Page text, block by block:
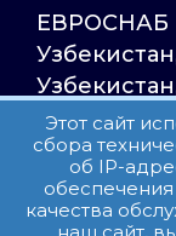
ЕВРОСНАБ
Улица
23, дом 31
Все права
Этот сайт
сбора
об IP-
качества